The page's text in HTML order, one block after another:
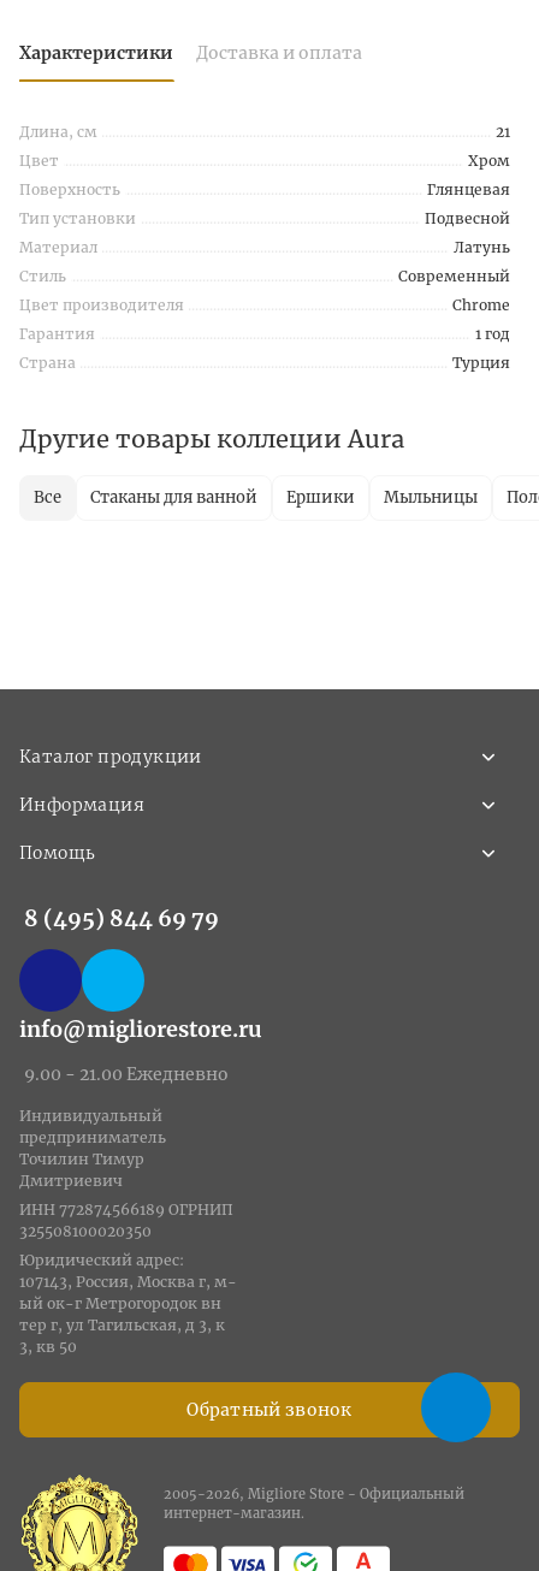
Характеристики Доставка и оплата
Длина, см
21
Цвет
Хром
Поверхность
Глянцевая
Тип установки
Подвесной
Материал
Латунь
Стиль
Современный
Цвет производителя
Chrome
Гарантия
1 год
Страна
Турция
Другие товары коллеции Aura
Все Стаканы для ванной Ершики Мыльницы
Каталог продукции
Информация
Помощь
8 (495) 844 69 79
info@migliorestore.ru
9.00 - 21.00 Ежедневно
Обратный звонок
Индивидуальный
предприниматель
Точилин Тимур
Дмитриевич
ИНН 772874566189 ОГРНИП
325508100020350
Юридический адрес:
107143, Россия, Москва г, м-
ый ок-г Метрогородок вн
тер г, ул Тагильская, д 3, к
3, кв 50
2005-2026, Migliore Store - Официальный
интернет-магазин.